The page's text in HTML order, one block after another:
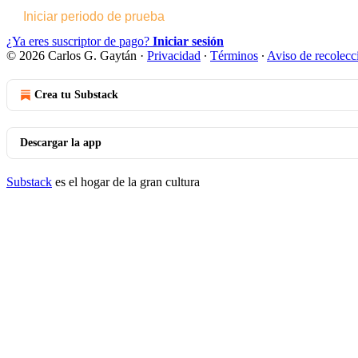
Iniciar periodo de prueba
¿Ya eres suscriptor de pago? Iniciar sesión
© 2026 Carlos G. Gaytán · Privacidad ∙ Términos ∙ Aviso de
Crea tu Substack
Descargar la app
Substack es el hogar de la gran cultura